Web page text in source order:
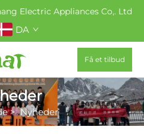
Electric Appliances Co,. Ltd
DA
Få et tilbud
>Nyheder